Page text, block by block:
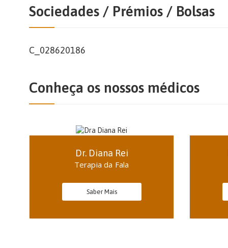
Sociedades / Prémios / Bolsas
C_028620186
Conheça os nossos médicos
Dr. Diana Rei
Terapia da Fala
Saber Mais